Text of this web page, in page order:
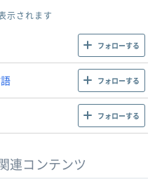
示されます
フォローする
フォローする
フォローする
連コンテンツ